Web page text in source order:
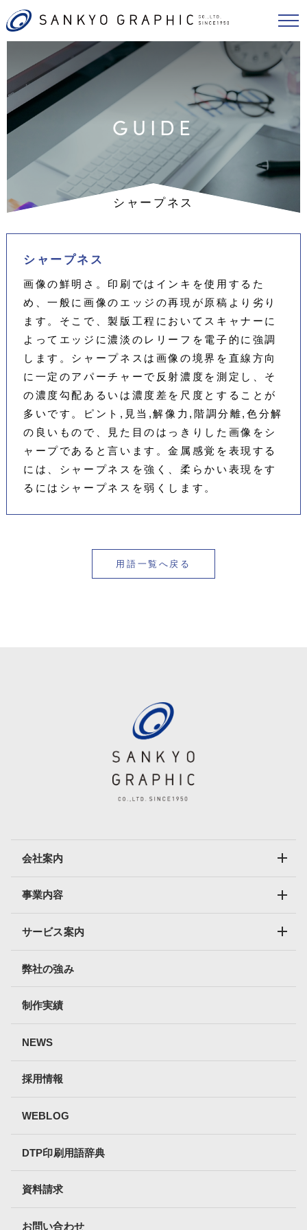
GUIDE
シャープネス
シャープネス
画像の鮮明さ。印刷ではインキを使用するた
め、一般に画像のエッジの再現が原稿より劣り
ます。そこで、製版工程においてスキャナーに
よってエッジに濃淡のレリーフを電子的に強調
します。シャープネスは画像の境界を直線方向
に一定のアパーチャーで反射濃度を測定し、そ
の濃度勾配あるいは濃度差を尺度とすることが
多いです。ピント,見当,解像力,階調分離,色分解
の良いもので、見た目のはっきりした画像をシ
ャープであると言います。金属感覚を表現する
には、シャープネスを強く、柔らかい表現をす
るにはシャープネスを弱くします。
用語一覧へ戻る
会社案内
事業内容
サービス案内
弊社の強み
制作実績
NEWS
採用情報
WEBLOG
DTP印刷用語辞典
資料請求
お問い合わせ